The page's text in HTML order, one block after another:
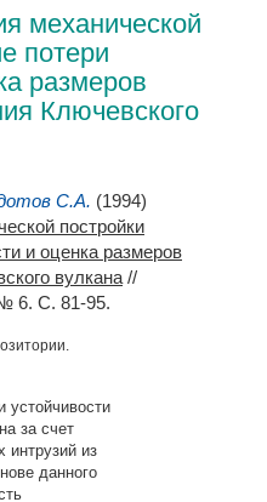
механической
потери
размеров
Ключевского
С.А. (1994)
постройки
и оценка размеров
вулкана //
6. С. 81-95.
устойчивости
за счет
интрузий из
данного